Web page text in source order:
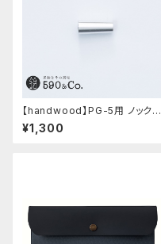
【handwood】PG-5用 ノック部
カバー (超超ジュラルミン)
¥1,300